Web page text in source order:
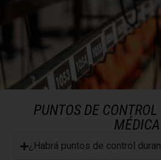
PUNTOS DE
MÉDICA
¿Habrá puntos de control